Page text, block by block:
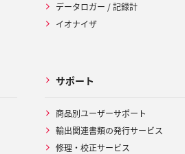
データロガー / 記録計
イオナイザ
サポート
商品別ユーザーサポート
輸出関連書類の発行サービス
修理・校正サービス